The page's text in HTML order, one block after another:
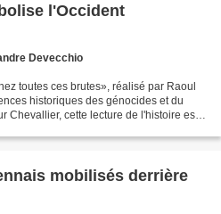
l'Occident
Devecchio
toutes ces brutes», réalisé par Raoul
historiques des génocides et du
Chevallier, cette lecture de l'histoire est
mobilisés derrière